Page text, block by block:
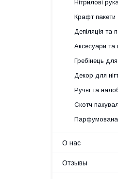
Нітрилові
Крафт пакети
Депіляція та
Аксесуари та
Гребінець
Декор для
Ручні та
Скотч
О нас
Отзывы